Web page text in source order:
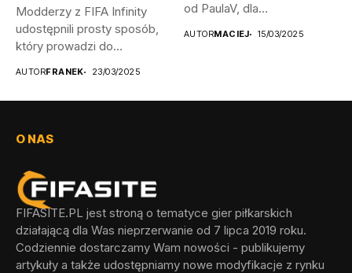
Modderzy z FIFA Infinity
udostępnili prosty sposób,
który prowadzi do
AUTORFRANEK 23/03/2025
od PaulaV, dla...
AUTORMACIEJ 15/03/2025
O NAS
FIFASITE.PL jest stroną o tematyce gier piłkarskich
działającą dla Was nieprzerwanie od 7 lipca 2019 roku.
Codziennie dostarczamy Wam nowości - publikujemy
artykuły a także udostępniamy nowe modyfikacje z rynku